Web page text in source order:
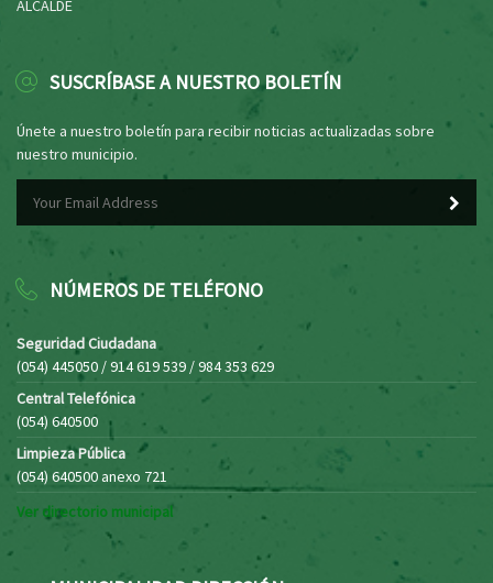
ALCALDE
SUSCRÍBASE A NUESTRO BOLETÍN
Únete a nuestro boletín para recibir noticias actualizadas sobre
nuestro municipio.
NÚMEROS DE TELÉFONO
Seguridad Ciudadana
(054) 445050 / 914 619 539 / 984 353 629
Central Telefónica
(054) 640500
Limpieza Pública
(054) 640500 anexo 721
Ver directorio municipal